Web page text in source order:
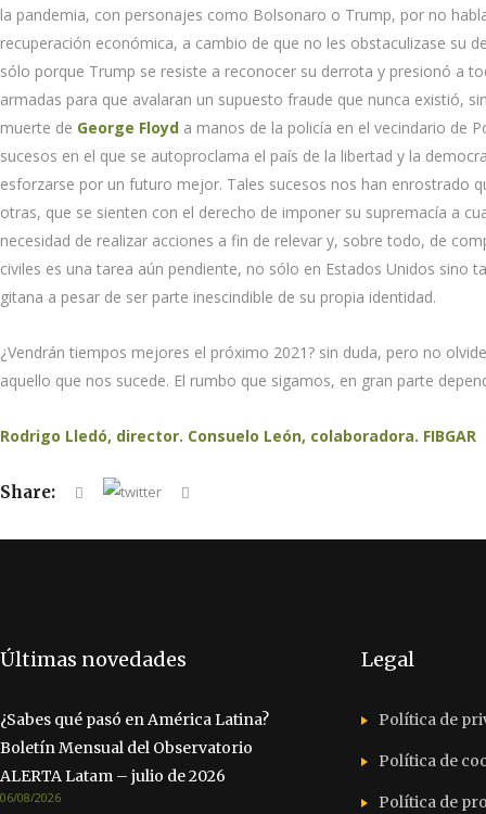
la pandemia, con personajes como Bolsonaro o Trump, por no
recuperación económica, a cambio de que no les obstaculizase su
sólo porque Trump se resiste a reconocer su derrota y presionó a
armadas para que avalaran un supuesto fraude que nunca existió,
muerte de George Floyd a manos de la policía en el vecindario de
sucesos en el que se autoproclama el país de la libertad y la
esforzarse por un futuro mejor. Tales sucesos nos han enrostrado
otras, que se sienten con el derecho de imponer su supremacía a
necesidad de realizar acciones a fin de relevar y, sobre todo, de
civiles es una tarea aún pendiente, no sólo en Estados Unidos sino
gitana a pesar de ser parte inescindible de su propia identidad.
¿Vendrán tiempos mejores el próximo 2021? sin duda, pero no
aquello que nos sucede. El rumbo que sigamos, en gran parte
Rodrigo Lledó, director. Consuelo León, colaboradora. FIBGAR
Share:
Últimas novedades
¿Sabes qué pasó en América Latina?
Boletín Mensual del Observatorio
ALERTA Latam – julio de 2026
06/08/2026
Legal
Política de
Política de
Política de